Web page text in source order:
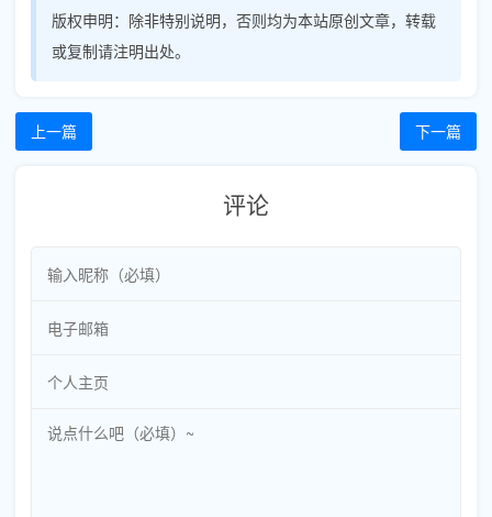
版权申明： 除非特别说明，否则均为本站原创文章，转载
或复制请注明出处。
上一篇 下一篇
评论